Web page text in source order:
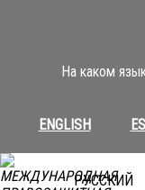
На каком
ENGLISH
РУССКИЙ